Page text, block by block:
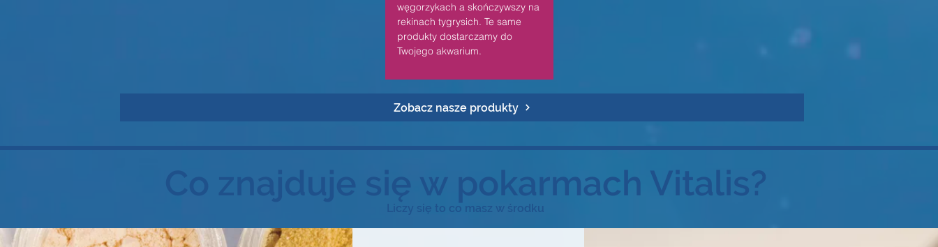
węgorzykach a skończywszy na
rekinach tygrysich. Te same
produkty dostarczamy do
Twojego akwarium.
Zobacz nasze produkty
Co znajduje się w pokarmach Vitalis?
Liczy się to co masz w środku